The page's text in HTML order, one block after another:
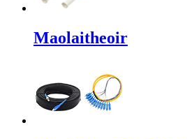
Maolaitheoir